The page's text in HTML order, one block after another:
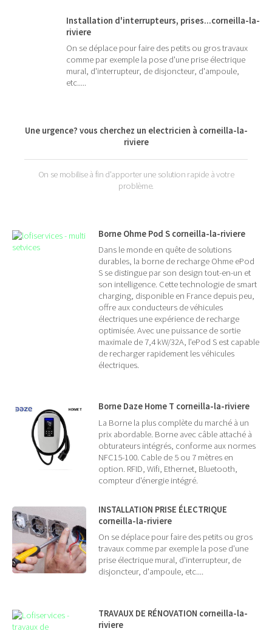
Installation d'interrupteurs, prises...corneilla-la-
riviere
On se déplace pour faire des petits ou gros travaux
comme par exemple la pose d'une prise électrique
mural, d'interrupteur, de disjoncteur, d'ampoule,
etc.....
Une urgence? vous cherchez un electricien à corneilla-la-
riviere
On se mobilise à fin d'apporter une solution rapide à votre
problème.
Borne Ohme Pod S corneilla-la-riviere
Dans le monde en quête de solutions
durables, la borne de recharge Ohme ePod
S se distingue par son design tout-en-un et
son intelligence. Cette technologie de smart
charging, disponible en France depuis peu,
offre aux conducteurs de véhicules
électriques une expérience de recharge
optimisée. Avec une puissance de sortie
maximale de 7,4 kW/32A, l’ePod S est capable
de recharger rapidement les véhicules
électriques.
Borne Daze Home T corneilla-la-riviere
La Borne la plus complète du marché à un
prix abordable. Borne avec câble attaché à
obturateurs intégrés, conforme aux normes
NFC15-100. Cable de 5 ou 7 mètres en
option. RFID, Wifi, Ethernet, Bluetooth,
compteur d'énergie intégré.
INSTALLATION PRISE ÉLECTRIQUE
corneilla-la-riviere
On se déplace pour faire des petits ou gros
travaux comme par exemple la pose d'une
prise électrique mural, d'interrupteur, de
disjoncteur, d'ampoule, etc....
TRAVAUX DE RÉNOVATION corneilla-la-
riviere